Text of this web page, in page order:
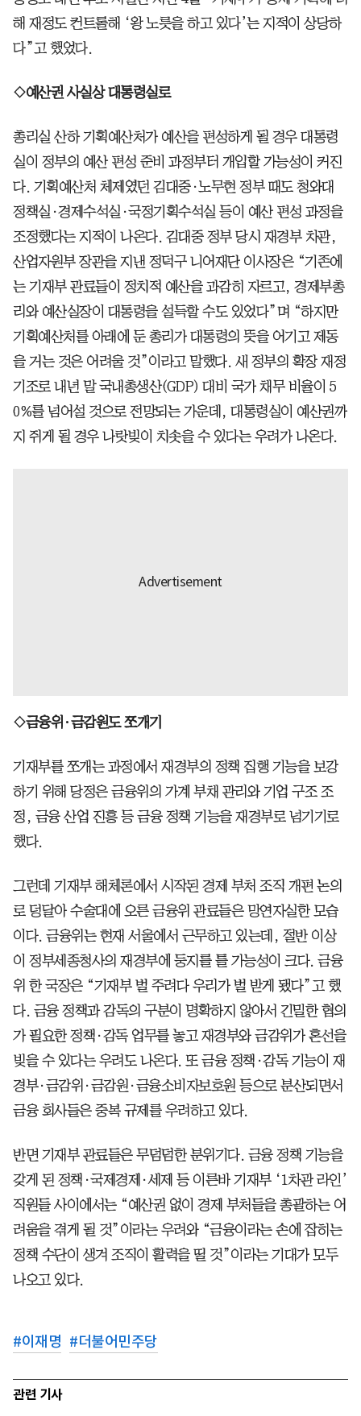
해 재정도 컨트롤해 ‘왕 노릇을 하고 있다’는 지적이 상당하
다”고 했었다.
◇예산권 사실상 대통령실로
총리실 산하 기획예산처가 예산을 편성하게 될 경우 대통령
실이 정부의 예산 편성 준비 과정부터 개입할 가능성이 커진
다. 기획예산처 체제였던 김대중·노무현 정부 때도 청와대
정책실·경제수석실·국정기획수석실 등이 예산 편성 과정을
조정했다는 지적이 나온다. 김대중 정부 당시 재경부 차관,
산업자원부 장관을 지낸 정덕구 니어재단 이사장은 “기존에
는 기재부 관료들이 정치적 예산을 과감히 자르고, 경제부총
리와 예산실장이 대통령을 설득할 수도 있었다”며 “하지만
기획예산처를 아래에 둔 총리가 대통령의 뜻을 어기고 제동
을 거는 것은 어려울 것”이라고 말했다. 새 정부의 확장 재정
기조로 내년 말 국내총생산(GDP) 대비 국가 채무 비율이 5
0%를 넘어설 것으로 전망되는 가운데, 대통령실이 예산권까
지 쥐게 될 경우 나랏빚이 치솟을 수 있다는 우려가 나온다.
◇금융위·금감원도 쪼개기
기재부를 쪼개는 과정에서 재경부의 정책 집행 기능을 보강
하기 위해 당정은 금융위의 가계 부채 관리와 기업 구조 조
정, 금융 산업 진흥 등 금융 정책 기능을 재경부로 넘기기로
했다.
그런데 기재부 해체론에서 시작된 경제 부처 조직 개편 논의
로 덩달아 수술대에 오른 금융위 관료들은 망연자실한 모습
이다. 금융위는 현재 서울에서 근무하고 있는데, 절반 이상
이 정부세종청사의 재경부에 둥지를 틀 가능성이 크다. 금융
위 한 국장은 “기재부 벌 주려다 우리가 벌 받게 됐다”고 했
다. 금융 정책과 감독의 구분이 명확하지 않아서 긴밀한 협의
가 필요한 정책·감독 업무를 놓고 재경부와 금감위가 혼선을
빚을 수 있다는 우려도 나온다. 또 금융 정책·감독 기능이 재
경부·금감위·금감원·금융소비자보호원 등으로 분산되면서
금융 회사들은 중복 규제를 우려하고 있다.
반면 기재부 관료들은 무덤덤한 분위기다. 금융 정책 기능을
갖게 된 정책·국제경제·세제 등 이른바 기재부 ‘1차관 라인’
직원들 사이에서는 “예산권 없이 경제 부처들을 총괄하는 어
려움을 겪게 될 것”이라는 우려와 “금융이라는 손에 잡히는
정책 수단이 생겨 조직이 활력을 띨 것”이라는 기대가 모두
나오고 있다.
#이재명 #더불어민주당
관련 기사